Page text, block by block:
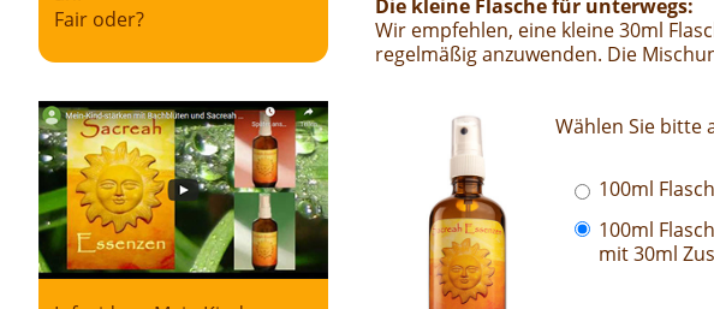
Die kleine Flasche für unterwegs:
Wir empfehlen, eine kleine 30ml
regelmäßig anzuwenden. Die
Wählen Sie bitte
100ml
100ml
mit 30ml
Fair oder?